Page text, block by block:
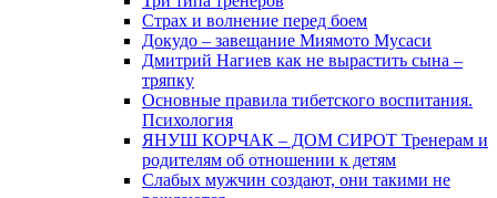
Страх и волнение перед боем
Докудо – завещание Миямото Мусаси
Дмитрий Нагиев как не вырастить сына –
тряпку
Основные правила тибетского воспитания.
Психология
ЯHУШ КОРЧАК – ДОМ СИРОТ Тренерам и
родителям об отношении к детям
Слабых мужчин создают, они такими не